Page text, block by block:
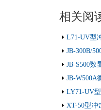
相关阅
L71-UV型
JB-300B/
JB-S500数
JB-W500A
LY71-UV
XT-50型冲